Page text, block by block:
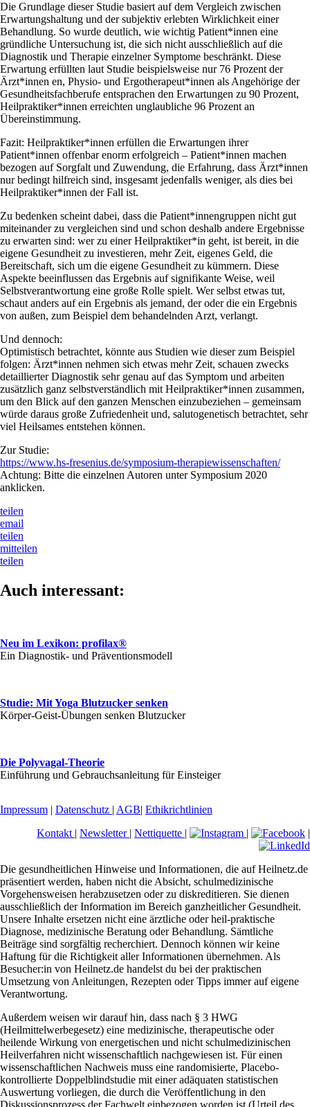
Die Grundlage dieser Studie basiert auf dem Vergleich zwischen
Erwartungshaltung und der subjektiv erlebten Wirklichkeit einer
Behandlung. So wurde deutlich, wie wichtig Patient*innen eine
gründliche Untersuchung ist, die sich nicht ausschließlich auf die
Diagnostik und Therapie einzelner Symptome beschränkt. Diese
Erwartung erfüllten laut Studie beispielsweise nur 76 Prozent der
Ärzt*innen en, Physio- und Ergotherapeut*innen als Angehörige der
Gesundheitsfachberufe entsprachen den Erwartungen zu 90 Prozent,
Heilpraktiker*innen erreichten unglaubliche 96 Prozent an
Übereinstimmung.
Fazit: Heilpraktiker*innen erfüllen die Erwartungen ihrer
Patient*innen offenbar enorm erfolgreich – Patient*innen machen
bezogen auf Sorgfalt und Zuwendung, die Erfahrung, dass Ärzt*innen
nur bedingt hilfreich sind, insgesamt jedenfalls weniger, als dies bei
Heilpraktiker*innen der Fall ist.
Zu bedenken scheint dabei, dass die Patient*innengruppen nicht gut
miteinander zu vergleichen sind und schon deshalb andere Ergebnisse
zu erwarten sind: wer zu einer Heilpraktiker*in geht, ist bereit, in die
eigene Gesundheit zu investieren, mehr Zeit, eigenes Geld, die
Bereitschaft, sich um die eigene Gesundheit zu kümmern. Diese
Aspekte beeinflussen das Ergebnis auf signifikante Weise, weil
Selbstverantwortung eine große Rolle spielt. Wer selbst etwas tut,
schaut anders auf ein Ergebnis als jemand, der oder die ein Ergebnis
von außen, zum Beispiel dem behandelnden Arzt, verlangt.
Und dennoch:
Optimistisch betrachtet, könnte aus Studien wie dieser zum Beispiel
folgen: Ärzt*innen nehmen sich etwas mehr Zeit, schauen zwecks
detaillierter Diagnostik sehr genau auf das Symptom und arbeiten
zusätzlich ganz selbstverständlich mit Heilpraktiker*innen zusammen,
um den Blick auf den ganzen Menschen einzubeziehen – gemeinsam
würde daraus große Zufriedenheit und, salutogenetisch betrachtet, sehr
viel Heilsames entstehen können.
Zur Studie:
https://www.hs-fresenius.de/symposium-therapiewissenschaften/
Achtung: Bitte die einzelnen Autoren unter Symposium 2020
anklicken.
teilen
email
teilen
mitteilen
teilen
Auch interessant:
Neu im Lexikon: profilax®
Ein Diagnostik- und Präventionsmodell
Studie: Mit Yoga Blutzucker senken
Körper-Geist-Übungen senken Blutzucker
Die Polyvagal-Theorie
Einführung und Gebrauchsanleitung für Einsteiger
Impressum | Datenschutz | AGB| Ethikrichtlinien
Kontakt | Newsletter | Nettiquette | | |
Die gesundheitlichen Hinweise und Informationen, die auf Heilnetz.de
präsentiert werden, haben nicht die Absicht, schulmedizinische
Vorgehensweisen herabzusetzen oder zu diskreditieren. Sie dienen
ausschließlich der Information im Bereich ganzheitlicher Gesundheit.
Unsere Inhalte ersetzen nicht eine ärztliche oder heil-praktische
Diagnose, medizinische Beratung oder Behandlung. Sämtliche
Beiträge sind sorgfältig recherchiert. Dennoch können wir keine
Haftung für die Richtigkeit aller Informationen übernehmen. Als
Besucher:in von Heilnetz.de handelst du bei der praktischen
Umsetzung von Anleitungen, Rezepten oder Tipps immer auf eigene
Verantwortung.
Außerdem weisen wir darauf hin, dass nach § 3 HWG
(Heilmittelwerbegesetz) eine medizinische, therapeutische oder
heilende Wirkung von energetischen und nicht schulmedizinischen
Heilverfahren nicht wissenschaftlich nachgewiesen ist. Für einen
wissenschaftlichen Nachweis muss eine randomisierte, Placebo-
kontrollierte Doppelblindstudie mit einer adäquaten statistischen
Auswertung vorliegen, die durch die Veröffentlichung in den